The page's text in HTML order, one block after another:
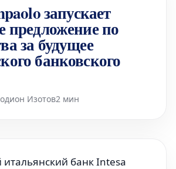
запускает
предложение по
за будущее
банковского
Изотов2 мин
банк Intesa